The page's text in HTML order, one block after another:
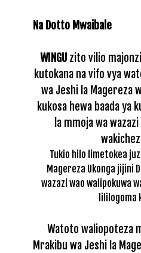
Na Dotto Mwaibale
WINGUzito vilio
kutokana na vifo vya
wa Jeshi la Magereza
kukosa hewa baada ya
la mmoja wa
Tukio hilo limetokea
Magereza Ukonga jijini
wazazi wao walipokuwa
lililogoma
Watoto waliopoteza
Mrakibu wa Jeshi la